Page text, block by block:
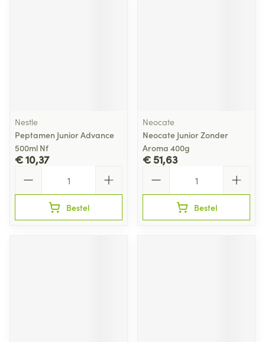
Nestle
Peptamen Junior Advance
500ml Nf
€ 10,37
Bestel
Neocate
Neocate Junior Zonder
Aroma 400g
€ 51,63
Bestel